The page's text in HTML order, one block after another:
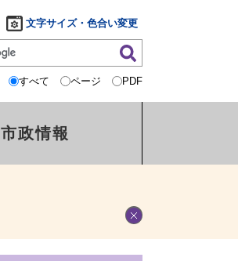
文字サイズ・色合い変更
すべて ページ PDF
市政情報